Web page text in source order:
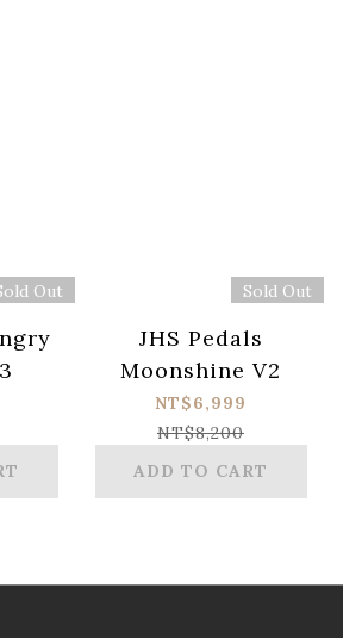
Out Sold Out
JHS Pedals
Moonshine V2
NT$6,999
NT$8,200
ADD TO CART